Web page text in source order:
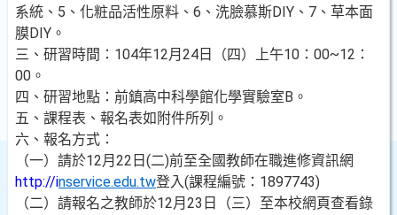
系統、5、化粧品活性原料、6、洗臉慕斯DIY、7、草本面
膜DIY。
三、研習時間：104年12月24日（四）上午10：00~12：
00。
四、研習地點：前鎮高中科學館化學實驗室B。
五、課程表、報名表如附件所列。
六、報名方式：
（一）請於12月22日(二)前至全國教師在職進修資訊網
http://inservice.edu.tw登入(課程編號：1897743)
（二）請報名之教師於12月23日（三）至本校網頁查看錄